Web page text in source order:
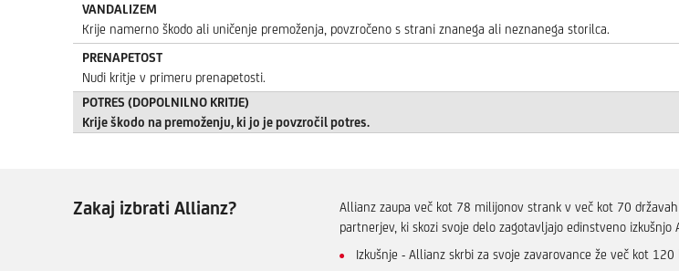
VANDALIZEM
Krije namerno škodo ali uničenje premoženja, povzročeno s strani znanega ali neznanega storilca.
PRENAPETOST
Nudi kritje v primeru prenapetosti.
POTRES (DOPOLNILNO KRITJE)
Krije škodo na premoženju, ki jo je povzročil potres.
Zakaj izbrati Allianz?
Allianz zaupa več kot 78 milijonov strank v več kot 70
partnerjev, ki skozi svoje delo zagotavljajo edinstveno izkušnjo
Izkušnje - Allianz skrbi za svoje zavarovance že več kot 120